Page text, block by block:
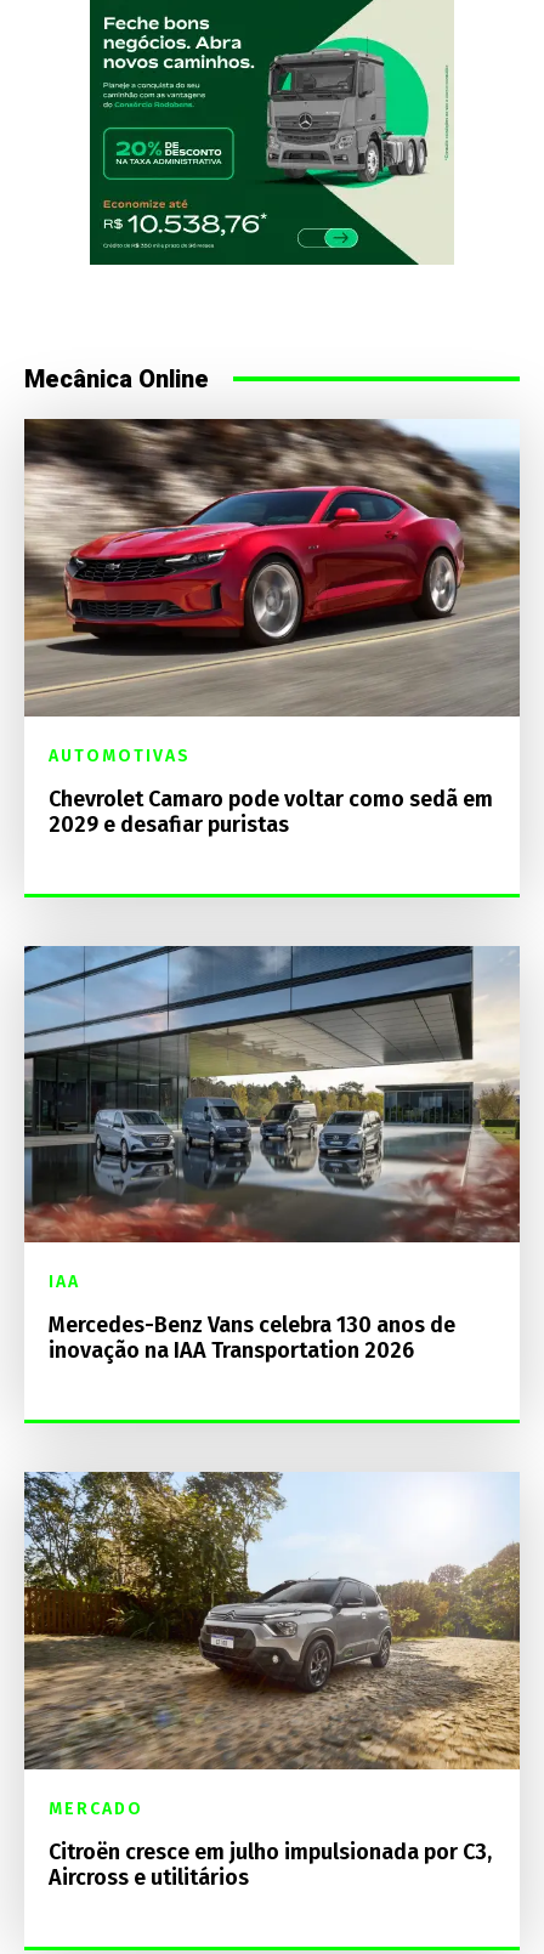
Mecânica Online
AUTOMOTIVAS
Chevrolet Camaro pode voltar como sedã em
2029 e desafiar puristas
IAA
Mercedes-Benz Vans celebra 130 anos de
inovação na IAA Transportation 2026
MERCADO
Citroën cresce em julho impulsionada por C3,
Aircross e utilitários